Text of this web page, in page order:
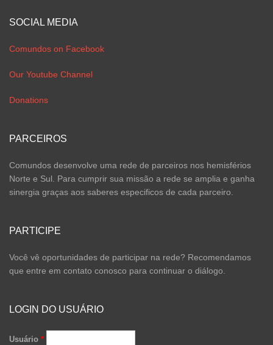
SOCIAL MEDIA
Comundos on Facebook
Our Youtube Channel
Donations
PARCEIROS
Comundos desenvolve uma rede de parceiros nos hemisférios
Norte e Sul. Para cumprir sua missão a rede se amplia e ganha
sinergia graças aos saberes especificos de cada parceiro.
PARTICIPE
Você vê oportunidades de participar na rede? Recomendamos
que entre em contato conosco para continuar o diálogo.
LOGIN DO USUÁRIO
Usuário *